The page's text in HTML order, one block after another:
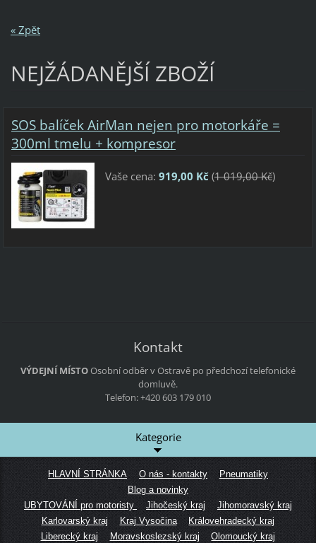
« Zpět
NEJŽÁDANĚJŠÍ ZBOŽÍ
SOS balíček AirMan nejen pro motorkáře =
300ml tmelu + kompresor
Vaše cena: 919,00 Kč(1 019,00 Kč)
Kontakt
VÝDEJNÍ MÍSTOOsobní odběr v Ostravě po předchozí telefonické
domluvě.
Telefon: +420 603 179 010
Kategorie
HLAVNÍ STRÁNKA O nás - kontakty
Pneumatiky
Blog a novinky
UBYTOVÁNÍ pro motoristy
Jihočeský kraj
Jihomoravský kraj
Karlovarský kraj
Kraj Vysočina
Královehradecký kraj
Liberecký kraj
Moravskoslezský kraj Olomoucký kraj